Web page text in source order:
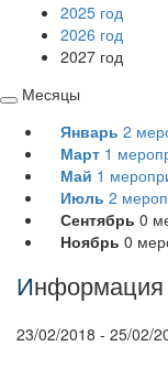
2025 год
2026 год
2027 год
Свернуть
развернуть
Месяцы
Январь 2
Март 1
Май 1
Июль 2
Сентябрь 0
Ноябрь 0
Информация
23/02/2018 - 25/02/